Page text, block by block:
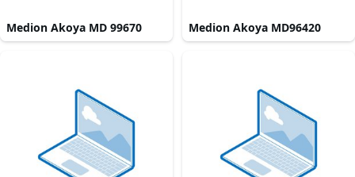
Medion Akoya MD 99670 Medion Akoya MD96420